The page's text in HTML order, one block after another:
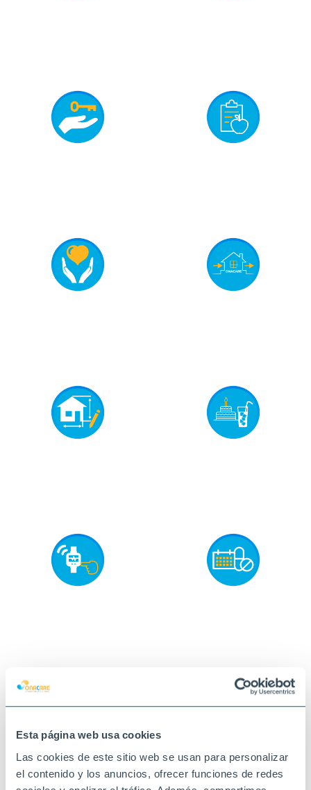
Esta página web usa cookies
Las cookies de este sitio web se usan para personalizar
el contenido y los anuncios, ofrecer funciones de redes